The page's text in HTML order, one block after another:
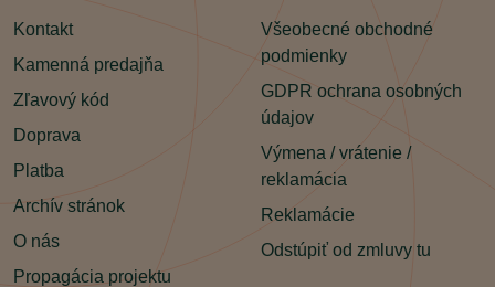
Kontakt
Kamenná predajňa
Zľavový kód
Doprava
Platba
Archív stránok
O nás
Propagácia projektu
Všeobecné obchodné
podmienky
GDPR ochrana osobných
údajov
Výmena / vrátenie /
reklamácia
Reklamácie
Odstúpiť od zmluvy tu